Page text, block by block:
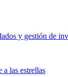
y gestión de
a las estrellas